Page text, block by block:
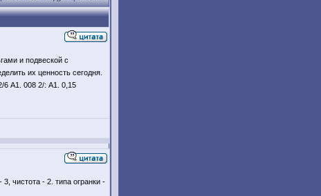
и подвеской с
их ценность сегодня.
А1. 008 2/: А1. 0,15
чистота - 2. типа огранки -